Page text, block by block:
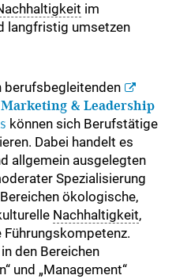
im
langfristig umsetzen
& Leadership
können sich Berufstätige
Dabei handelt es
allgemein ausgelegten
Spezialisierung
ökologische,
Nachhaltigkeit,
den Bereichen
und „Management“